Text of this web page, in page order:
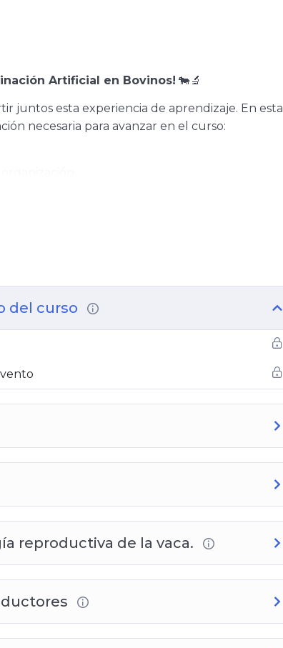
Artificial en Bovinos! 🐄🔬
juntos esta experiencia de aprendizaje. En esta
necesaria para avanzar en el curso:
conocimientos y habilidades.
para su formación profesional.
del curso
reproductiva de la vaca.